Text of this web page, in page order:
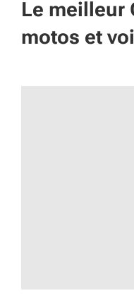
Le meilleur
motos et